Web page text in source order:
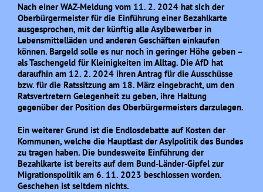
Nach einer WAZ-Meldung vom 11. 2. 2024 hat sich der
Oberbürgermeister für die Einführung einer Bezahlkarte
ausgesprochen, mit der künftig alle Asylbewerber in
Lebensmittelläden und anderen Geschäften einkaufen
können. Bargeld solle es nur noch in geringer Höhe geben –
als Taschengeld für Kleinigkeiten im Alltag. Die AfD hat
daraufhin am 12. 2. 2024 ihren Antrag für die Ausschüsse
bzw. für die Ratssitzung am 18. März eingebracht, um den
Ratsvertretern Gelegenheit zu geben, ihre Haltung
gegenüber der Position des Oberbürgermeisters darzulegen.
Ein weiterer Grund ist die Endlosdebatte auf Kosten der
Kommunen, welche die Hauptlast der Asylpolitik des Bundes
zu tragen haben. Die bundesweite Einführung der
Bezahlkarte ist bereits auf dem Bund-Länder-Gipfel zur
Migrationspolitik am 6. 11. 2023 beschlossen worden.
Geschehen ist seitdem nichts.